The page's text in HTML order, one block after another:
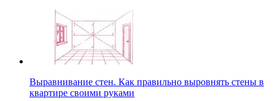
Выравнивание стен. Как правильно выровнять стены в
квартире своими руками